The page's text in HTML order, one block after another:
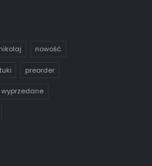
nowość
preorder
wyprzedane